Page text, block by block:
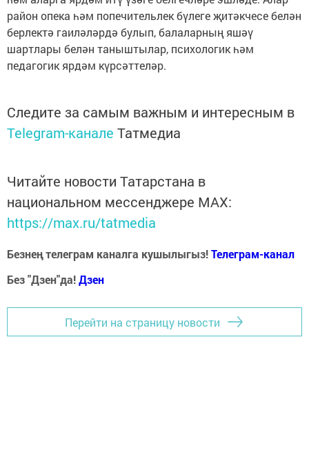
район опека һәм попечительлек бүлеге җитәкчесе белән
берлектә гаиләләрдә булып, балаларның яшәү
шартлары белән таныштылар, психологик һәм
педагогик ярдәм күрсәттеләр.
Следите за самым важным и интересным в
Telegram-канале Татмедиа
Читайте новости Татарстана в
национальном мессенджере MАХ:
https://max.ru/tatmedia
Безнең телеграм каналга кушылыгыз!Телеграм-канал
Без "Дзен"да!Дзен
Перейти на страницу новости